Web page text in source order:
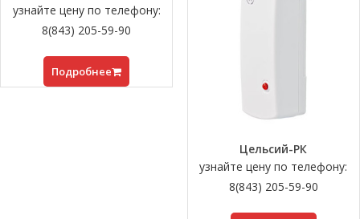
узнайте цену по телефону:
8(843) 205-59-90
Подробнее
Цельсий-РК
узнайте цену по телефону:
8(843) 205-59-90